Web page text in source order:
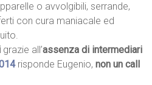
o avvolgibili, serrande,
con cura maniacale ed
grazie all’assenza di intermediari
risponde Eugenio,non un call